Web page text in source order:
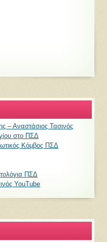
– Αναστάσιος Τασινός
στο ΠΣΔ
Κόμβος ΠΣΔ
ΠΣΔ
YouTube